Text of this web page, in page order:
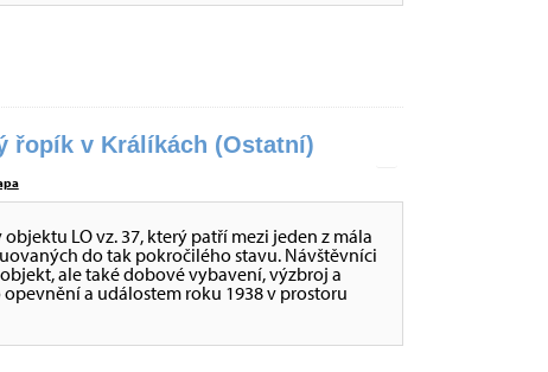
řopík v Králíkách (Ostatní)
LO vz. 37, který patří mezi jeden z mála
do tak pokročilého stavu. Návštěvníci
ale také dobové vybavení, výzbroj a
a událostem roku 1938 v prostoru